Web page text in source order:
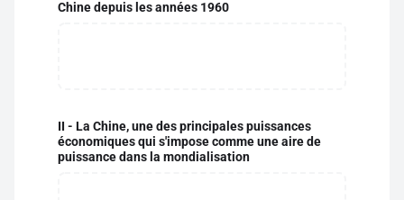
Chine depuis les années 1960
II - La Chine, une des principales puissances
économiques qui s'impose comme une aire de
puissance dans la mondialisation